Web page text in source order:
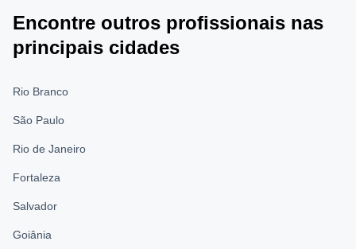
Encontre outros profissionais nas
principais cidades
Rio Branco
São Paulo
Rio de Janeiro
Fortaleza
Salvador
Goiânia